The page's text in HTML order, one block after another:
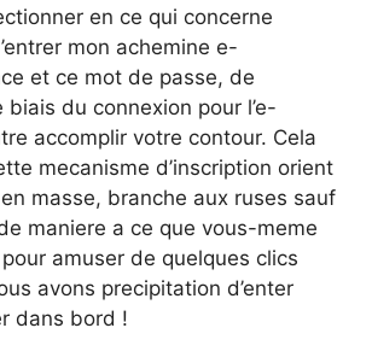
en ce qui concerne
mon achemine e-
et ce mot de passe, de
du connexion pour l’e-
accomplir votre contour. Cela
mecanisme d’inscription orient
masse, branche aux ruses sauf
maniere a ce que vous-meme
amuser de quelques clics
avons precipitation d’enter
dans bord !